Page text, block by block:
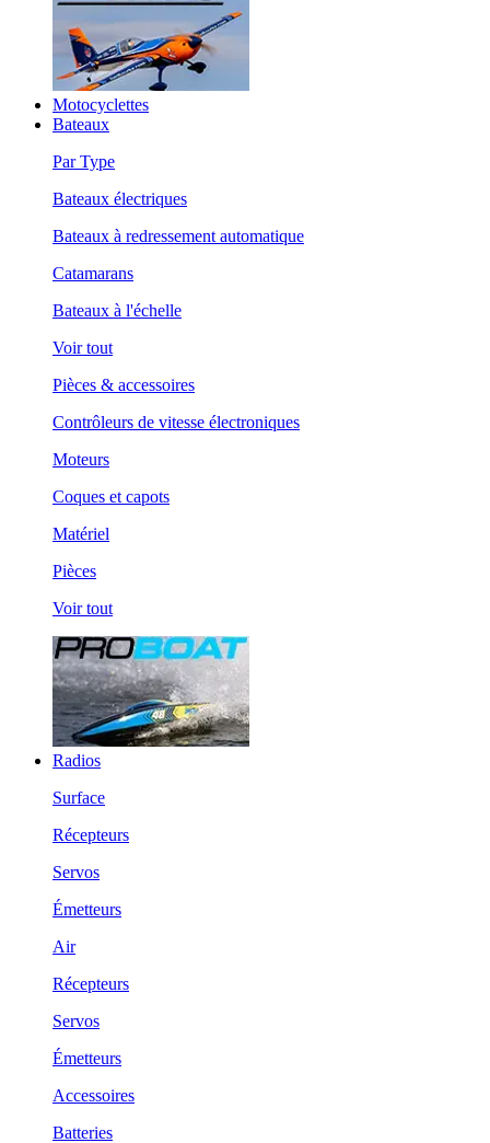
Motocyclettes
Bateaux
Par Type
Bateaux électriques
Bateaux à redressement automatique
Catamarans
Bateaux à l'échelle
Voir tout
Pièces & accessoires
Contrôleurs de vitesse électroniques
Moteurs
Coques et capots
Matériel
Pièces
Voir tout
Radios
Surface
Récepteurs
Servos
Émetteurs
Air
Récepteurs
Servos
Émetteurs
Accessoires
Batteries